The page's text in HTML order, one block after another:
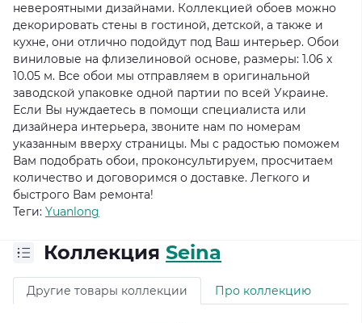
невероятными дизайнами. Коллекцией обоев можно
декорировать стены в гостиной, детской, а также и
кухне, они отлично подойдут под Ваш интерьер. Обои
виниловые на флизелиновой основе, размеры: 1.06 х
10.05 м. Все обои мы отправляем в оригинальной
заводской упаковке одной партии по всей Украине.
Если Вы нуждаетесь в помощи специалиста или
дизайнера интерьера, звоните нам по номерам
указанным вверху страницы. Мы с радостью поможем
Вам подобрать обои, проконсультируем, просчитаем
количество и договоримся о доставке. Легкого и
быстрого Вам ремонта!
Теги: Yuanlong
Коллекция Seina
Другие товары коллекции Про коллекцию